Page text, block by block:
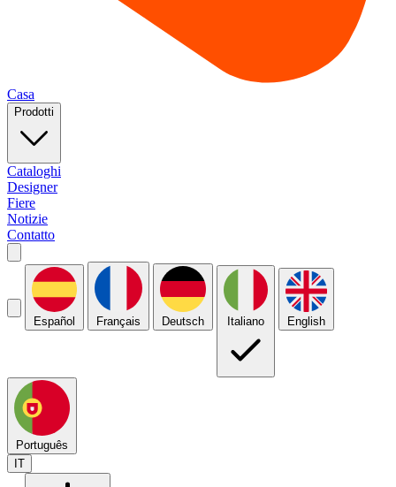
Casa
Prodotti
Cataloghi
Designer
Fiere
Notizie
Contatto
Español Français Deutsch Italiano English
Português
IT